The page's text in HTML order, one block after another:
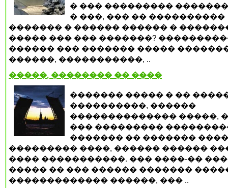
� ��� ���������
� ���, ��� �� ����������
������� � ������ ������ �
����� ��� ��� �������?
������ ��� ������� �����
������, �����������, ..
�����, �������� �� ����
������� ����� � ��
����������, ������
�������������� �����,
��� ���������
������� �� �������
��������� ����, ������ ������
���� �����������. ��� ����-��
����� �� ��� ������ �������
������������� ������, ��� ..